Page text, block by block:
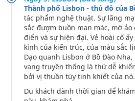
Thành phố Lisbon - thủ đô của
tác phẩm nghệ thuật. Sự lãng
sắc đượm buồn man mác, mờ
điển và sự hiện đại. Vẻ hoài cổ
kính của kiến trúc, của màu sắc
Dạo quanh Lisbon ở Bồ Đào
vang truyền thống là thứ dễ
bởi vị thuần túy tinh khiết của nó.
Du khách dành thời gian để